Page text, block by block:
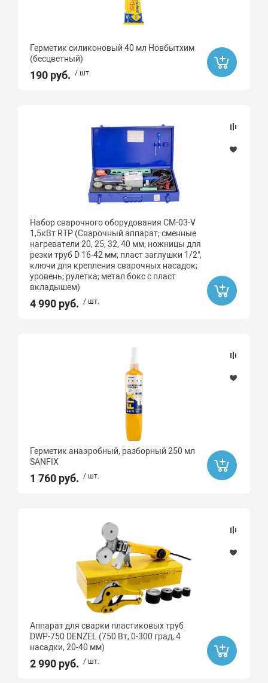
Герметик силиконовый 40 мл Новбытхим
(бесцветный)
190 руб. / шт.
Набор сварочного оборудования CM-03-V
1,5кВт RTP (Сварочный аппарат; сменные
нагреватели 20, 25, 32, 40 мм; ножницы для
резки труб D 16-42 мм; пласт заглушки 1/2",
ключи для крепления сварочных насадок;
уровень; рулетка; метал бокс с пласт
вкладышем)
4 990 руб. / шт.
Герметик анаэробный, разборный 250 мл
SANFIX
1 760 руб. / шт.
Аппарат для сварки пластиковых труб
DWP-750 DENZEL (750 Вт, 0-300 град, 4
насадки, 20-40 мм)
2 990 руб. / шт.